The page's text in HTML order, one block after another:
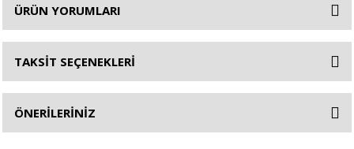
ÜRÜN YORUMLARI
TAKSİT SEÇENEKLERİ
ÖNERİLERİNİZ